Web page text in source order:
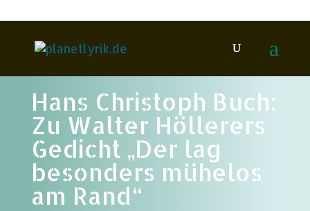
Hans Christoph Buch:
Zu Walter Höllerers
Gedicht „Der lag
besonders mühelos
am Rand“